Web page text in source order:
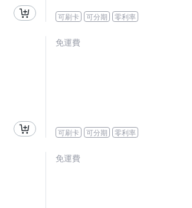
可刷卡 可分期 零利率
免運費
可刷卡 可分期 零利率
免運費